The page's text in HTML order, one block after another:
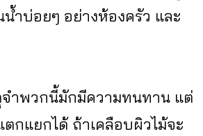
ำบ่อยๆ อย่างห้องครัว และ
ำพวกนี้มักมีความทนทาน แต่
ตกแยกได้ ถ้าเคลือบผิวไม้จะ